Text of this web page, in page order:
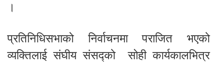
।
प्रतिनिधिसभाको निर्वाचनमा पराजित भएको
व्यक्तिलाई संघीय संसद्को सोही कार्यकालभित्र